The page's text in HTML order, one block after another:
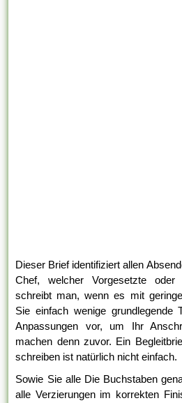
Dieser Brief identifiziert allen
Chef, welcher Vorgesetzte
schreibt man, wenn es mit
Sie einfach wenige grundlegende
Anpassungen vor, um Ihr
machen denn zuvor. Ein
schreiben ist natürlich nicht einfach.
Sowie Sie alle Die Buchstaben
alle Verzierungen im korrekten